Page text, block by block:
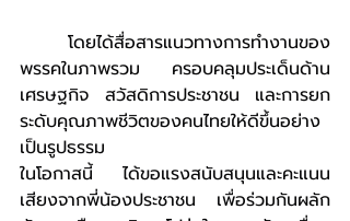
พรรคในภาพรวม ครอบคลุมประเด็นด้าน
เศรษฐกิจ สวัสดิการประชาชน และการยก
ระดับคุณภาพชีวิตของคนไทยให้ดีขึ้นอย่าง
เป็นรูปธรรม
ในโอกาสนี้ ได้ขอแรงสนับสนุนและคะแนน
เสียงจากพี่น้องประชาชน เพื่อร่วมกันผลัก